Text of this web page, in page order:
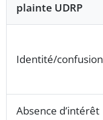
plainte UDRP
Identité/confusion
Absence d’intérêt